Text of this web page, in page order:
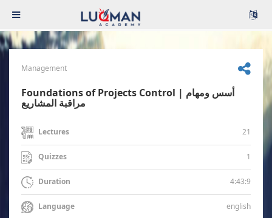
Management
Foundations of Projects Control | أسس ومهام
مراقبة المشاريع
Lectures 21
Quizzes 1
Duration 4:43:9
Language english